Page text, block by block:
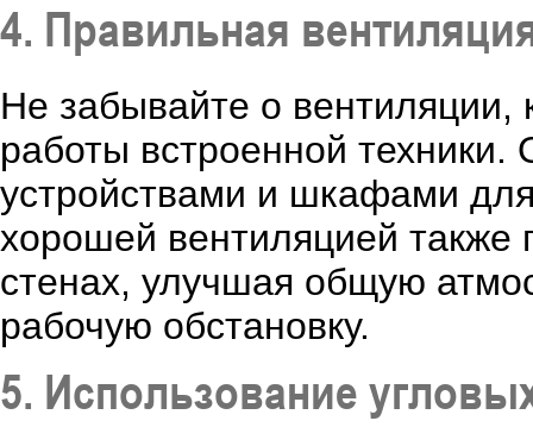
4. Правильная
Не забывайте о
работы встроенной техники.
устройствами и шкафами
хорошей вентиляцией также
стенах, улучшая общую
рабочую обстановку.
5. Использование